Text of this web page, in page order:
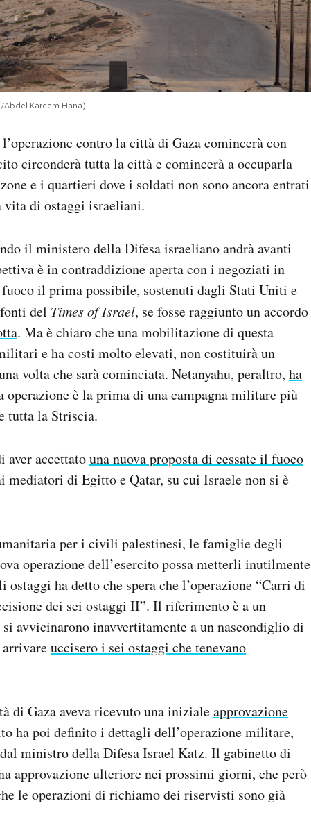
Kareem Hana)
contro la città di Gaza comincerà con
circonderà tutta la città e comincerà a occuparla
e i quartieri dove i soldati non sono ancora entrati
di ostaggi israeliani.
il ministero della Difesa israeliano andrà avanti
è in contraddizione aperta con i negoziati in
il prima possibile, sostenuti dagli Stati Uniti e
del Times of Israel, se fosse raggiunto un accordo
. Ma è chiaro che una mobilitazione di questa
e ha costi molto elevati, non costituirà un
volta che sarà cominciata. Netanyahu, peraltro, ha
operazione è la prima di una campagna militare più
tutta la Striscia.
aver accettatouna nuova proposta di cessate il fuoco
mediatori di Egitto e Qatar, su cui Israele non si è
per i civili palestinesi, le famiglie degli
operazione dell’esercito possa metterli inutilmente
ha detto che spera che l’operazione “Carri di
dei sei ostaggi II”. Il riferimento è a un
avvicinarono inavvertitamente a un nascondiglio di
uccisero i sei ostaggi che tenevano
di Gaza aveva ricevuto una inizialeapprovazione
ha poi definito i dettagli dell’operazione militare,
ministro della Difesa Israel Katz. Il gabinetto di
approvazione ulteriore nei prossimi giorni, che però
le operazioni di richiamo dei riservisti sono già